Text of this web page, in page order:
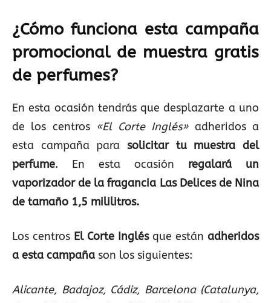
¿Cómo funciona esta campaña
promocional de muestra gratis
de perfumes?
En esta ocasión tendrás que desplazarte a uno
de los centros «El Corte Inglés»adheridos a
esta campaña para solicitar tu muestra del
perfume. En esta ocasión regalará un
vaporizador de la fragancia Las Delices de Nina
de tamaño 1,5 mililitros.
Los centros El Corte Inglésque están adheridos
a esta campaña son los siguientes:
Alicante, Badajoz, Cádiz, Barcelona (Catalunya,